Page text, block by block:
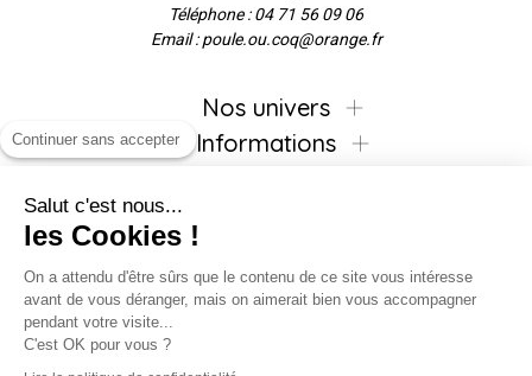
Téléphone : 04 71 56 09 06
Email : poule.ou.coq@orange.fr
Nos univers
Informations
Inscrivez-vous à la newsletter !
Continuer sans accepter
Salut c'est nous...
les Cookies !
On a attendu d'être sûrs que le contenu de ce site vous intéresse
avant de vous déranger, mais on aimerait bien vous accompagner
pendant votre visite...
C'est OK pour vous ?